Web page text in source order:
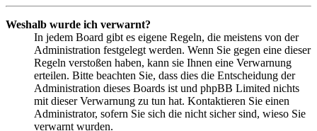
Weshalb wurde ich verwarnt?
In jedem Board gibt es eigene Regeln, die meistens von der
Administration festgelegt werden. Wenn Sie gegen eine dieser
Regeln verstoßen haben, kann sie Ihnen eine Verwarnung
erteilen. Bitte beachten Sie, dass dies die Entscheidung der
Administration dieses Boards ist und phpBB Limited nichts
mit dieser Verwarnung zu tun hat. Kontaktieren Sie einen
Administrator, sofern Sie sich die nicht sicher sind, wieso Sie
verwarnt wurden.